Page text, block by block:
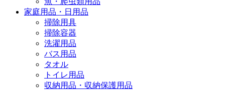
家庭用品・日用品
掃除用具
掃除容器
洗濯用品
バス用品
タオル
トイレ用品
収納用品・収納保護用品